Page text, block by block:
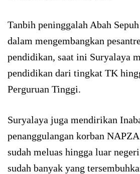
Tanbih peninggalah Abah
dalam mengembangkan
pendidikan, saat ini Suryalaya
pendidikan dari tingkat TK
Perguruan Tinggi.
Suryalaya juga mendirikan
penanggulangan korban
sudah meluas hingga luar
sudah banyak yang